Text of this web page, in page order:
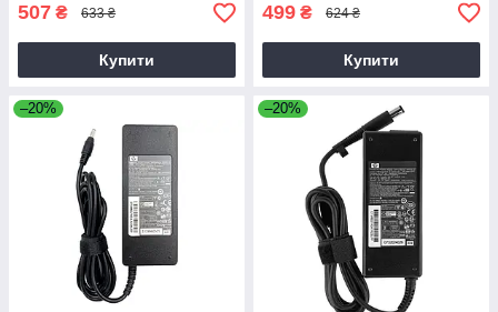
507 ₴ 633 ₴
Купити
499 ₴ 624 ₴
Купити
–20% –20%